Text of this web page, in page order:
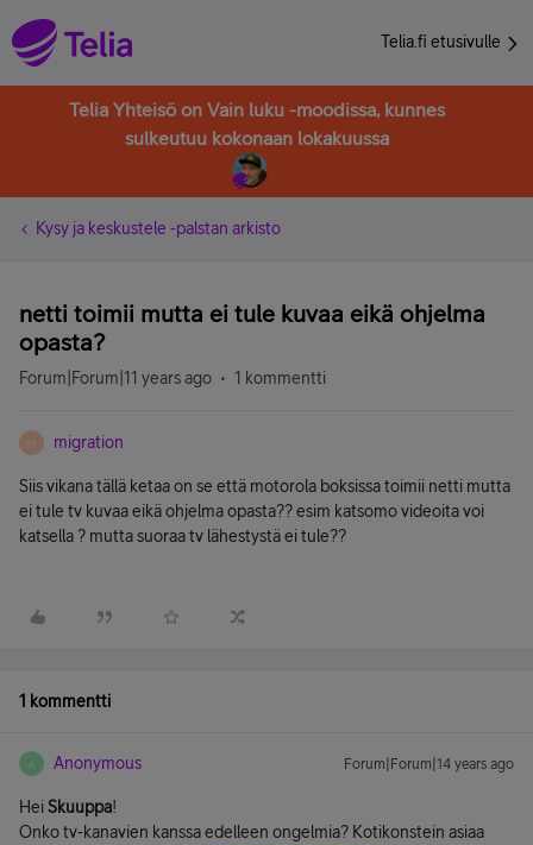
Telia.fi etusivulle
Telia Yhteisö on Vain luku -moodissa, kunnes
sulkeutuu kokonaan lokakuussa
Kysy ja keskustele -palstan arkisto
netti toimii mutta ei tule kuvaa eikä ohjelma
opasta?
Forum|Forum|11 years ago 1 kommentti
M migration
Siis vikana tällä ketaa on se että motorola boksissa toimii netti mutta
ei tule tv kuvaa eikä ohjelma opasta?? esim katsomo videoita voi
katsella ? mutta suoraa tv lähestystä ei tule??
1 kommentti
A Anonymous Forum|Forum|14 years ago
HeiSkuuppa!
Onko tv-kanavien kanssa edelleen ongelmia? Kotikonstein asiaa